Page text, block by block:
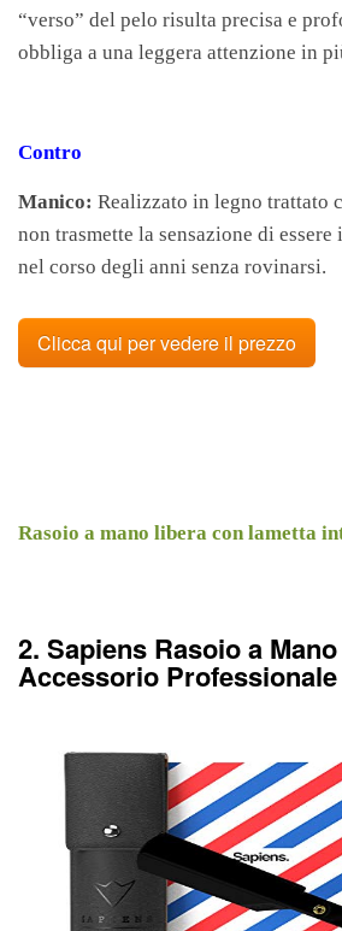
“verso” del pelo risulta precisa e
obbliga a una leggera attenzione in
Contro
Manico: Realizzato in legno trattato
non trasmette la sensazione di
nel corso degli anni senza rovinarsi.
Clicca qui per vedere il prezzo
Rasoio a mano libera con lametta
2. Sapiens Rasoio a
Accessorio